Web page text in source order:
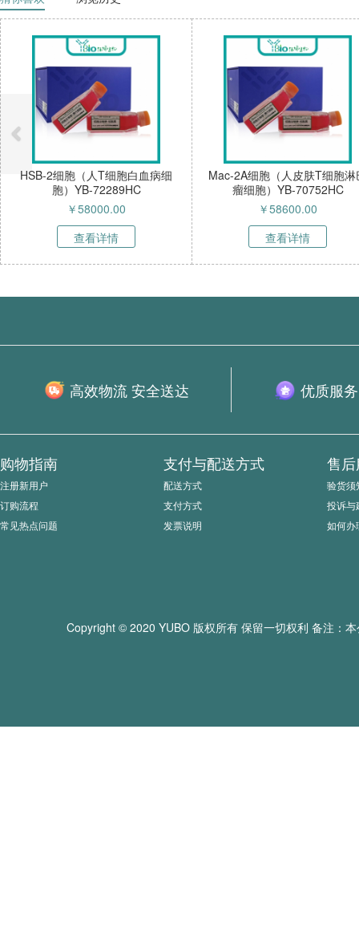
HSB-2细胞（人T细胞白血病细
胞）YB-72289HC
￥58000.00
查看详情
Mac-2A细胞（人皮肤T细胞淋
瘤细胞）YB-70752HC
￥58600.00
查看详情
高效物流 安全送达 优质服
购物指南
注册新用户
订购流程
常见热点问题
支付与配送方式
配送方式
支付方式
发票说明
售
验货须
投诉与
如何办
Copyright © 2020 YUBO 版权所有 保留一切权利 备注：